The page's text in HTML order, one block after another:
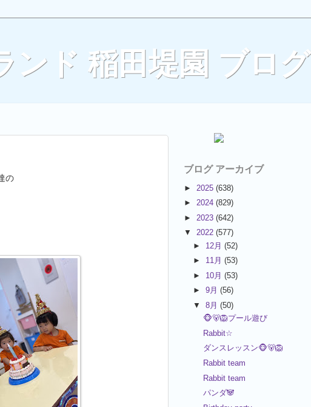
ンド 稲田堤園 ブログ
の
ブログ アーカイブ
► 2025 (638)
► 2024 (829)
► 2023 (642)
▼ 2022 (577)
► 12月(52)
► 11月(53)
► 10月(53)
►9月(56)
▼8月(50)
🐵🐻🦁プール遊び
Rabbit☆
ダンスレッスン🐵🐻🦁
Rabbit team
Rabbit team
パンダ🐼